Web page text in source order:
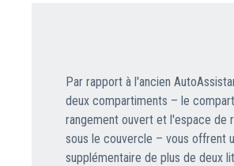
Par rapport à l'ancien
deux compartiments – le
rangement ouvert et l'espace de
sous le couvercle – vous offrent
supplémentaire de plus de deux